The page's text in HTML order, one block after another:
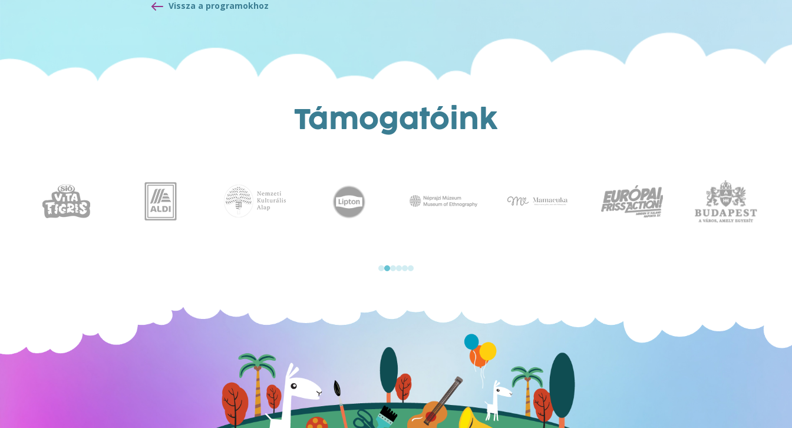
Vissza a programokhoz
Támogatóink